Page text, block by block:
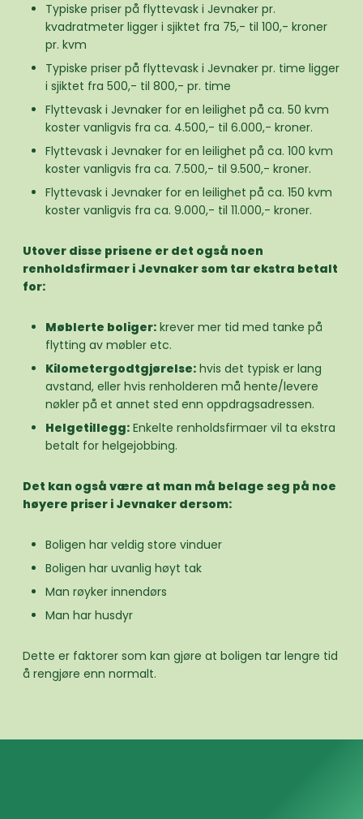
Typiske priser på flyttevask i Jevnaker pr.
kvadratmeter ligger i sjiktet fra 75,- til 100,- kroner
pr. kvm
Typiske priser på flyttevask i Jevnaker pr. time ligger
i sjiktet fra 500,- til 800,- pr. time
Flyttevask i Jevnaker for en leilighet på ca. 50 kvm
koster vanligvis fra ca. 4.500,- til 6.000,- kroner.
Flyttevask i Jevnaker for en leilighet på ca. 100 kvm
koster vanligvis fra ca. 7.500,- til 9.500,- kroner.
Flyttevask i Jevnaker for en leilighet på ca. 150 kvm
koster vanligvis fra ca. 9.000,- til 11.000,- kroner.
Utover disse prisene er det også noen
renholdsfirmaer i Jevnaker som tar ekstra betalt
for:
Møblerte boliger: krever mer tid med tanke på
flytting av møbler etc.
Kilometergodtgjørelse: hvis det typisk er lang
avstand, eller hvis renholderen må hente/levere
nøkler på et annet sted enn oppdragsadressen.
Helgetillegg: Enkelte renholdsfirmaer vil ta ekstra
betalt for helgejobbing.
Det kan også være at man må belage seg på noe
høyere priser i Jevnaker dersom:
Boligen har veldig store vinduer
Boligen har uvanlig høyt tak
Man røyker innendørs
Man har husdyr
Dette er faktorer som kan gjøre at boligen tar lengre tid
å rengjøre enn normalt.